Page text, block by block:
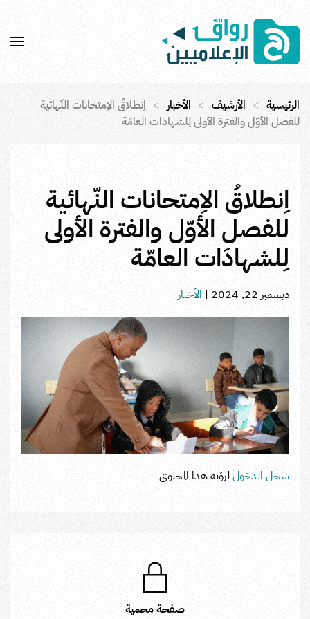
Skip to main content
الرئيسية الأرشيف الأخبار
اِنطلاقُ الاِمتحانات النّهائية
للفصل الأوّل والفترة الأولى لِلشهادَات العامّة
اِنطلاقُ الاِمتحانات النّهائية
للفصل الأوّل والفترة الأولى
لِلشهادَات العامّة
ديسمبر 22, 2024 | الأخبار
سجل الدخوللرؤية هذا المحتوى
صفحة محمية